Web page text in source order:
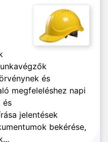
és
megfeleléshez napi
és
jelentések
bekérése,